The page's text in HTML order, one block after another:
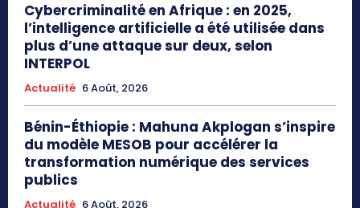
Cybercriminalité en Afrique : en 2025,
l’intelligence artificielle a été utilisée dans
plus d’une attaque sur deux, selon
INTERPOL
Actualité 6 Août, 2026
Bénin-Éthiopie : Mahuna Akplogan s’inspire
du modèle MESOB pour accélérer la
transformation numérique des services
publics
Actualité 6 Août, 2026